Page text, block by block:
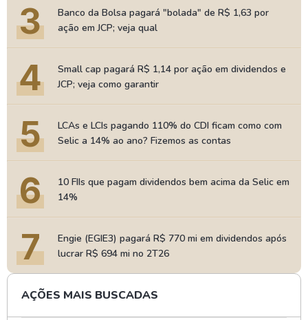
3
Banco da Bolsa pagará "bolada" de R$ 1,63 por
ação em JCP; veja qual
4
Small cap pagará R$ 1,14 por ação em dividendos e
JCP; veja como garantir
5
LCAs e LCIs pagando 110% do CDI ficam como com
Selic a 14% ao ano? Fizemos as contas
6
10 FIIs que pagam dividendos bem acima da Selic em
14%
7
Engie (EGIE3) pagará R$ 770 mi em dividendos após
lucrar R$ 694 mi no 2T26
AÇÕES MAIS BUSCADAS